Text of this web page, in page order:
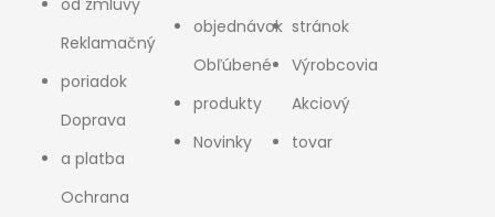
od zmluvy
Reklamačný
poriadok
Doprava
a platba
Ochrana
objednávok
Obľúbené
produkty
Novinky
stránok
Výrobcovia
Akciový
tovar